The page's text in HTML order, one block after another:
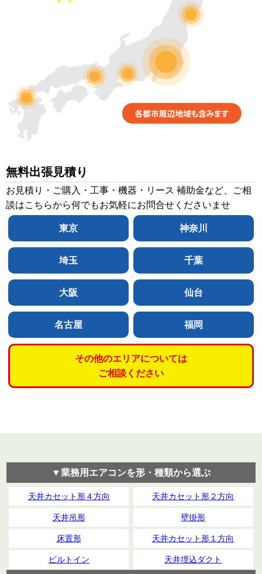
無料出張見積り
お見積り・ご購入・工事・機器・リース 補助金など、ご相
談はこちらから何でもお気軽にお問合せくださいませ
東京 神奈川
埼玉 千葉
大阪 仙台
名古屋 福岡
その他のエリアについては
ご相談ください
▼業務用エアコンを形・種類から選ぶ
天井カセット形４方向 天井カセット形２方向
天井吊形 壁掛形
床置形 天井カセット形１方向
ビルトイン 天井埋込ダクト